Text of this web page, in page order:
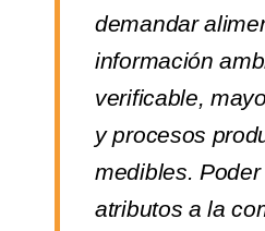
demandar
información
verificable,
y procesos
medibles.
atributos a la